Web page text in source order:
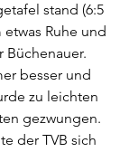
stand (6:5
Ruhe und
Büchenauer.
besser und
zu leichten
gezwungen.
der TVB sich